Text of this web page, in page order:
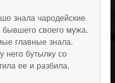
знала чародейские
своего мужа.
главные знала.
него бутылку со
ее и разбила.